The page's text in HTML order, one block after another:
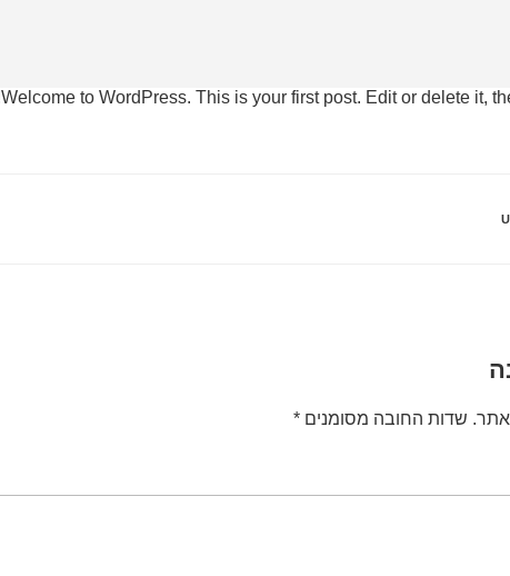
Welcome to WordPress. This is your first post. Edit or delete it,
שדות החובה מסומנים *